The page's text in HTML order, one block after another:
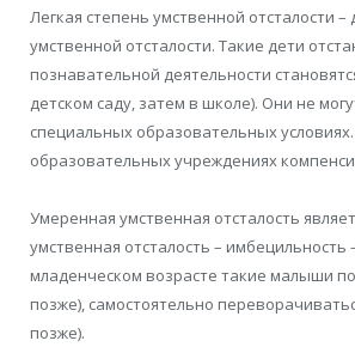
Легкая степень умственной отсталости
умственной отсталости. Такие дети
познавательной деятельности
детском саду, затем в школе). Они не
специальных образовательных
образовательных учреждениях
Умеренная умственная отсталость
умственная отсталость –
младенческом возрасте такие малыши
позже), самостоятельно
позже).